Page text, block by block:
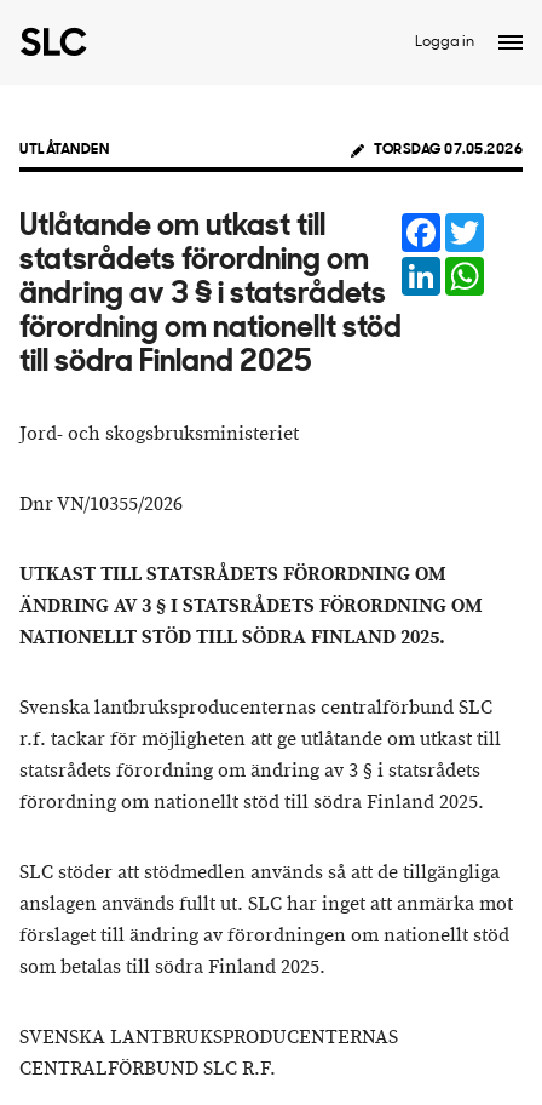
Logga in
UTLÅTANDEN TORSDAG 07.05.2026
Utlåtande om utkast till
statsrådets förordning om
ändring av 3 § i statsrådets
förordning om nationellt stöd
till södra Finland 2025
Facebook
LinkedIn
Jord- och skogsbruksministeriet
Dnr VN/10355/2026
UTKAST TILL STATSRÅDETS FÖRORDNING OM
ÄNDRING AV 3 § I STATSRÅDETS FÖRORDNING OM
NATIONELLT STÖD TILL SÖDRA FINLAND 2025.
Svenska lantbruksproducenternas centralförbund SLC
r.f. tackar för möjligheten att ge utlåtande om utkast till
statsrådets förordning om ändring av 3 § i statsrådets
förordning om nationellt stöd till södra Finland 2025.
SLC stöder att stödmedlen används så att de tillgängliga
anslagen används fullt ut. SLC har inget att anmärka mot
förslaget till ändring av förordningen om nationellt stöd
som betalas till södra Finland 2025.
SVENSKA LANTBRUKSPRODUCENTERNAS
CENTRALFÖRBUND SLC R.F.